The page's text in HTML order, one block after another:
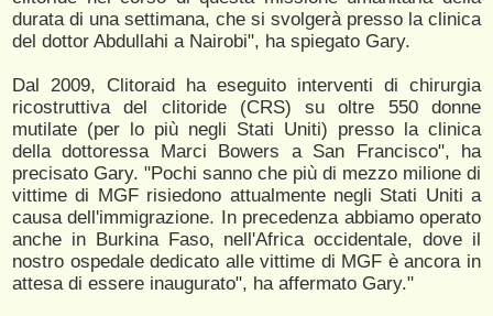
durata di una settimana, che si svolgerà presso la clinica
del dottor Abdullahi a Nairobi", ha spiegato Gary.
Dal 2009, Clitoraid ha eseguito interventi di chirurgia
ricostruttiva del clitoride (CRS) su oltre 550 donne
mutilate (per lo più negli Stati Uniti) presso la clinica
della dottoressa Marci Bowers a San Francisco", ha
precisato Gary. "Pochi sanno che più di mezzo milione di
vittime di MGF risiedono attualmente negli Stati Uniti a
causa dell'immigrazione. In precedenza abbiamo operato
anche in Burkina Faso, nell'Africa occidentale, dove il
nostro ospedale dedicato alle vittime di MGF è ancora in
attesa di essere inaugurato", ha affermato Gary."